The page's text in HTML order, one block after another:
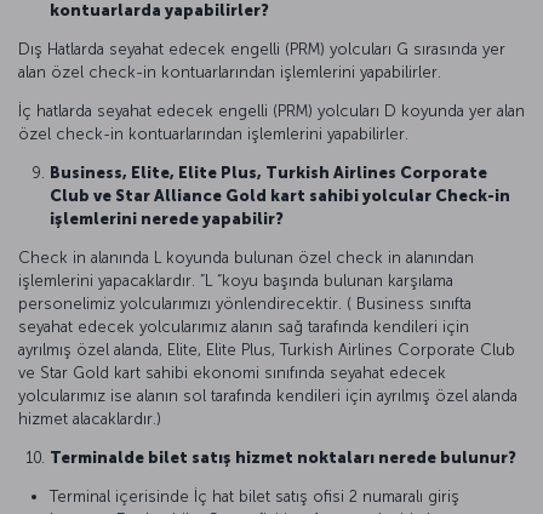
kontuarlarda yapabilirler?
Dış Hatlarda seyahat edecek engelli (PRM) yolcuları G sırasında yer
alan özel check-in kontuarlarından işlemlerini yapabilirler.
İç hatlarda seyahat edecek engelli (PRM) yolcuları D koyunda yer alan
özel check-in kontuarlarından işlemlerini yapabilirler.
Business, Elite, Elite Plus, Turkish Airlines Corporate
Club ve Star Alliance Gold kart sahibi yolcular Check-in
işlemlerini nerede yapabilir?
Check in alanında L koyunda bulunan özel check in alanından
işlemlerini yapacaklardır. ”L “koyu başında bulunan karşılama
personelimiz yolcularımızı yönlendirecektir. ( Business sınıfta
seyahat edecek yolcularımız alanın sağ tarafında kendileri için
ayrılmış özel alanda, Elite, Elite Plus, Turkish Airlines Corporate Club
ve Star Gold kart sahibi ekonomi sınıfında seyahat edecek
yolcularımız ise alanın sol tarafında kendileri için ayrılmış özel alanda
hizmet alacaklardır.)
Terminalde bilet satış hizmet noktaları nerede bulunur?
Terminal içerisinde İç hat bilet satış ofisi 2 numaralı giriş